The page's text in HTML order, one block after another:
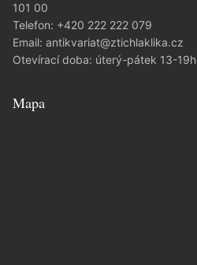
101 00
Telefon: +420 222 222 079
Email: antikvariat@ztichlaklika.cz
Otevírací doba: úterý-pátek 13-19h
Mapa